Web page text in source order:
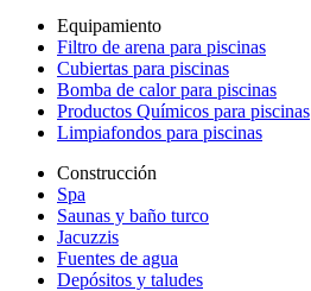
Equipamiento
Filtro de arena para piscinas
Cubiertas para piscinas
Bomba de calor para piscinas
Productos Químicos para piscinas
Limpiafondos para piscinas
Construcción
Spa
Saunas y baño turco
Jacuzzis
Fuentes de agua
Depósitos y taludes